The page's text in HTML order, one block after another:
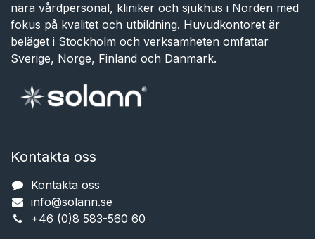
nära vårdpersonal, kliniker och sjukhus i Norden med
fokus på kvalitet och utbildning. Huvudkontoret är
beläget i Stockholm och verksamheten omfattar
Sverige, Norge, Finland och Danmark.
Kontakta oss
Kontakta oss
info@solann.se​​​​​​
+46 (0)8 583-560 60